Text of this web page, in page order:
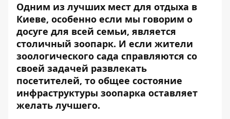
Одним из лучших мест для отдыха в
Киеве, особенно если мы говорим о
досуге для всей семьи, является
столичный зоопарк. И если жители
зоологического сада справляются со
своей задачей развлекать
посетителей, то общее состояние
инфраструктуры зоопарка оставляет
желать лучшего.